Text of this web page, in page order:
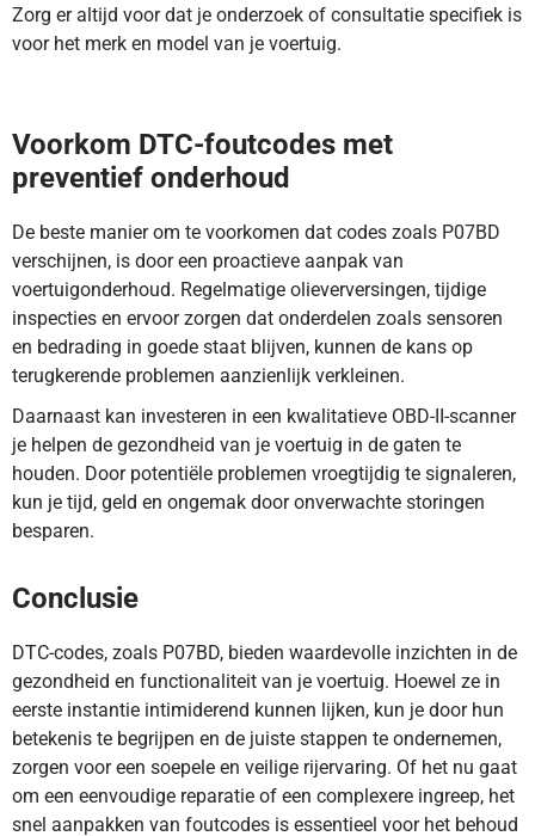
Zorg er altijd voor dat je onderzoek of consultatie specifiek is
voor het merk en model van je voertuig.
Voorkom DTC-foutcodes met
preventief onderhoud
De beste manier om te voorkomen dat codes zoals P07BD
verschijnen, is door een proactieve aanpak van
voertuigonderhoud. Regelmatige olieverversingen, tijdige
inspecties en ervoor zorgen dat onderdelen zoals sensoren
en bedrading in goede staat blijven, kunnen de kans op
terugkerende problemen aanzienlijk verkleinen.
Daarnaast kan investeren in een kwalitatieve OBD-II-scanner
je helpen de gezondheid van je voertuig in de gaten te
houden. Door potentiële problemen vroegtijdig te signaleren,
kun je tijd, geld en ongemak door onverwachte storingen
besparen.
Conclusie
DTC-codes, zoals P07BD, bieden waardevolle inzichten in de
gezondheid en functionaliteit van je voertuig. Hoewel ze in
eerste instantie intimiderend kunnen lijken, kun je door hun
betekenis te begrijpen en de juiste stappen te ondernemen,
zorgen voor een soepele en veilige rijervaring. Of het nu gaat
om een eenvoudige reparatie of een complexere ingreep, het
snel aanpakken van foutcodes is essentieel voor het behoud